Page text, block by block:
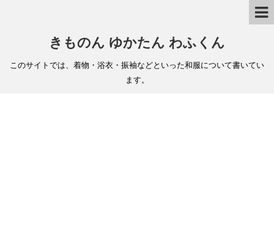
きものん ゆかたん わふくん
このサイトでは、着物・浴衣・振袖などといった和服について書いてい
ます。